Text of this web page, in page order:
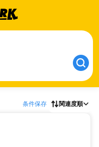
条件保存 関連度順